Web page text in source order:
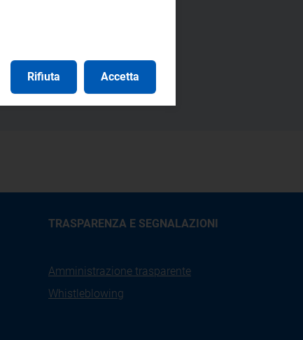
TRASPARENZA E SEGNALAZIONI
Amministrazione trasparente
Whistleblowing
Rifiuta Accetta